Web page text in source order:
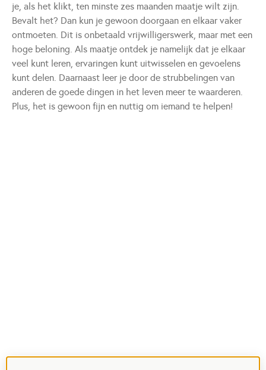
je, als het klikt, ten minste zes maanden maatje wilt zijn.
Bevalt het? Dan kun je gewoon doorgaan en elkaar vaker
ontmoeten. Dit is onbetaald vrijwilligerswerk, maar met een
hoge beloning. Als maatje ontdek je namelijk dat je elkaar
veel kunt leren, ervaringen kunt uitwisselen en gevoelens
kunt delen. Daarnaast leer je door de strubbelingen van
anderen de goede dingen in het leven meer te waarderen.
Plus, het is gewoon fijn en nuttig om iemand te helpen!